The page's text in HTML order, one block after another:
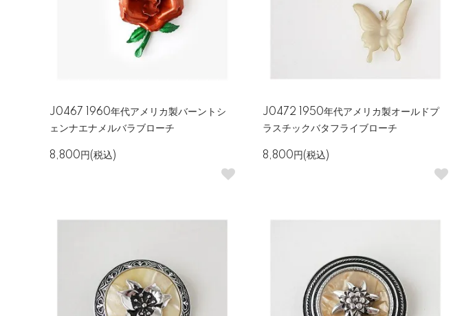
J0467 1960年代アメリカ製バーントシ
ェンナエナメルバラブローチ
8,800円(税込)
J0472 1950年代アメリカ製オールドプ
ラスチックバタフライブローチ
8,800円(税込)